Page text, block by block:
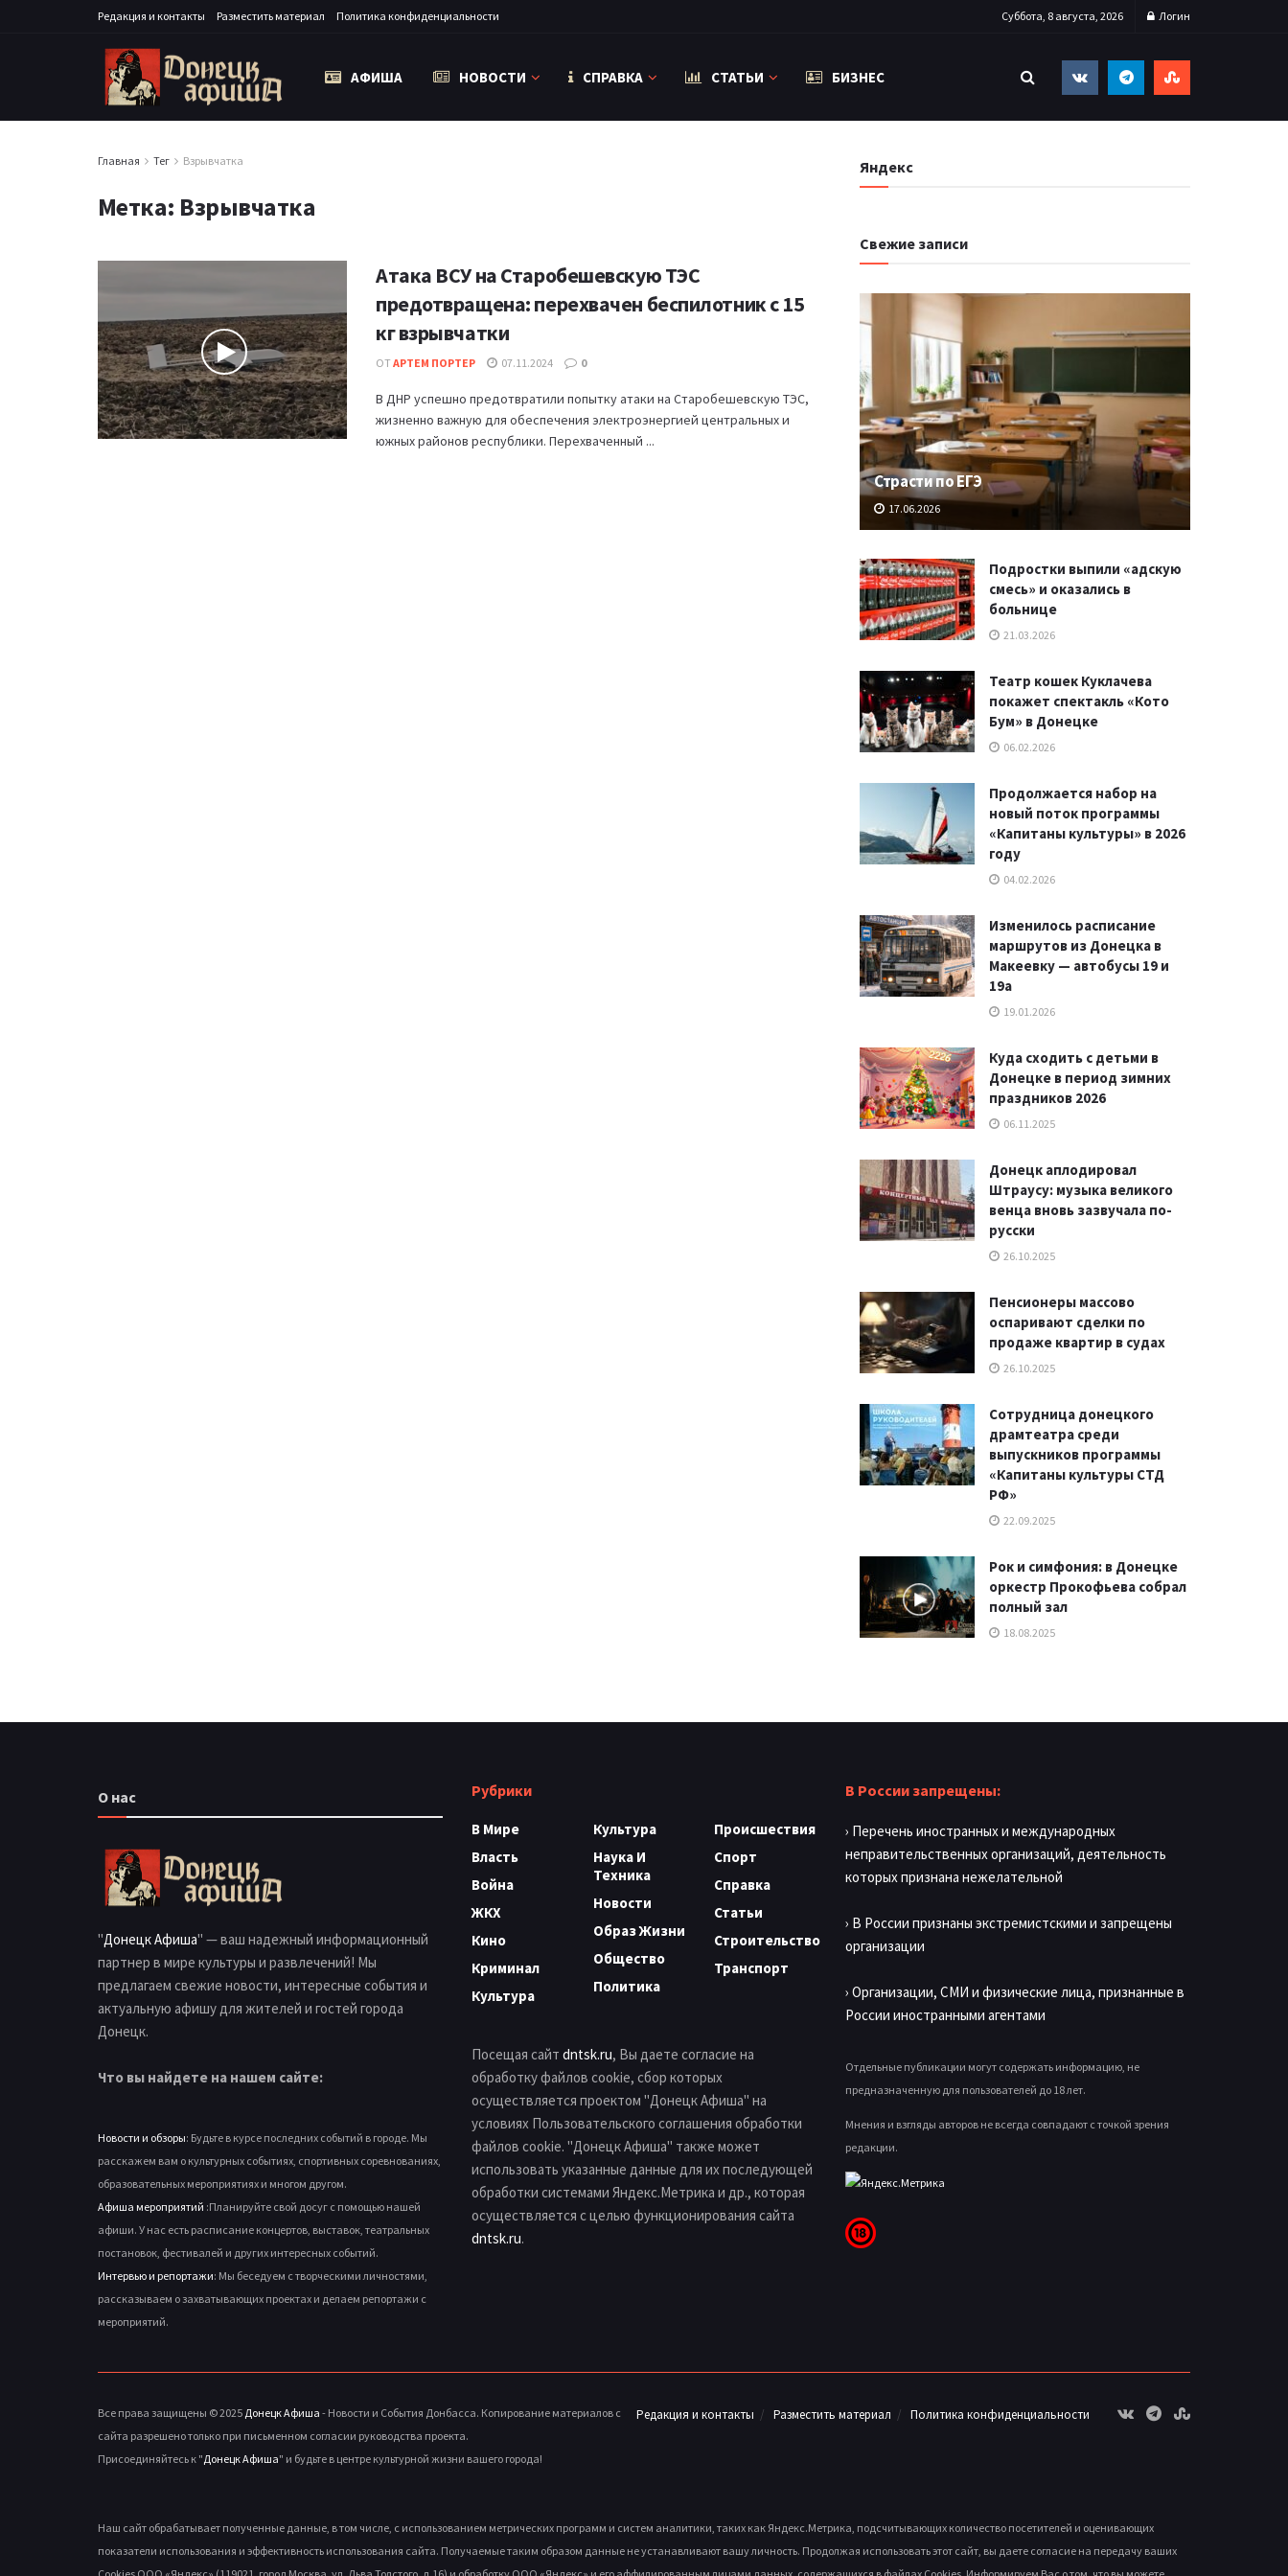
Редакция и контакты Разместить материал Политика конфиденциальности Суббота, 8 августа, 2026 Логин
АФИША НОВОСТИ СПРАВКА СТАТЬИ БИЗНЕС
Главная Тег Взрывчатка
Метка: Взрывчатка
Атака ВСУ на Старобешевскую ТЭС
предотвращена: перехвачен беспилотник с 15
кг взрывчатки
ОТ АРТЕМ ПОРТЕР 07.11.2024 0
В ДНР успешно предотвратили попытку атаки на Старобешевскую ТЭС,
жизненно важную для обеспечения электроэнергией центральных и
южных районов республики. Перехваченный ...
Яндекс
Свежие записи
Страсти по ЕГЭ
17.06.2026
Подростки выпили «адскую
смесь» и оказались в
больнице
21.03.2026
Театр кошек Куклачева
покажет спектакль «Кото
Бум» в Донецке
06.02.2026
Продолжается набор на
новый поток программы
«Капитаны культуры» в 2026
году
04.02.2026
Изменилось расписание
маршрутов из Донецка в
Макеевку — автобусы 19 и
19а
19.01.2026
Куда сходить с детьми в
Донецке в период зимних
праздников 2026
06.11.2025
Донецк аплодировал
Штраусу: музыка великого
венца вновь зазвучала по-
русски
26.10.2025
Пенсионеры массово
оспаривают сделки по
продаже квартир в судах
26.10.2025
Сотрудница донецкого
драмтеатра среди
выпускников программы
«Капитаны культуры СТД
РФ»
22.09.2025
Рок и симфония: в Донецке
оркестр Прокофьева собрал
полный зал
18.08.2025
О нас
"Донецк Афиша" — ваш надежный информационный
партнер в мире культуры и развлечений! Мы
предлагаем свежие новости, интересные события и
актуальную афишу для жителей и гостей города
Донецк.
Что вы найдете на нашем сайте:
Новости и обзоры: Будьте в курсе последних событий в городе. Мы
расскажем вам о культурных событиях, спортивных соревнованиях,
образовательных мероприятиях и многом другом.
Афиша мероприятий :Планируйте свой досуг с помощью нашей
афиши. У нас есть расписание концертов, выставок, театральных
постановок, фестивалей и других интересных событий.
Интервью и репортажи: Мы беседуем с творческими личностями,
рассказываем о захватывающих проектах и делаем репортажи с
мероприятий.
Рубрики
В Мире
Власть
Война
ЖКХ
Кино
Криминал
Культура
Культура
Наука И
Техника
Новости
Образ Жизни
Общество
Политика
Происшествия
Спорт
Справка
Статьи
Строительство
Транспорт
Посещая сайт dntsk.ru, Вы даете согласие на
обработку файлов cookie, сбор которых
осуществляется проектом "Донецк Афиша" на
условиях Пользовательского соглашения обработки
файлов cookie. "Донецк Афиша" также может
использовать указанные данные для их последующей
обработки системами Яндекс.Метрика и др., которая
осуществляется с целью функционирования сайта
dntsk.ru.
В России запрещены:
› Перечень иностранных и международных
неправительственных организаций, деятельность
которых признана нежелательной
› В России признаны экстремистскими и запрещены
организации
› Организации, СМИ и физические лица, признанные в
России иностранными агентами
Отдельные публикации могут содержать информацию, не
предназначенную для пользователей до 18 лет.
Мнения и взгляды авторов не всегда совпадают с точкой зрения
редакции.
Редакция и контакты Разместить материал Политика конфиденциальности
Все права защищены © 2025 Донецк Афиша - Новости и События Донбасса. Копирование материалов с
сайта разрешено только при письменном согласии руководства проекта.
Присоединяйтесь к "Донецк Афиша" и будьте в центре культурной жизни вашего города!
Наш сайт обрабатывает полученные данные, в том числе, с использованием метрических программ и систем аналитики, таких как Яндекс.Метрика, подсчитывающих количество посетителей и оценивающих
показатели использования и эффективность использования сайта. Получаемые таким образом данные не устанавливают вашу личность. Продолжая использовать этот сайт, вы даете согласие на передачу ваших